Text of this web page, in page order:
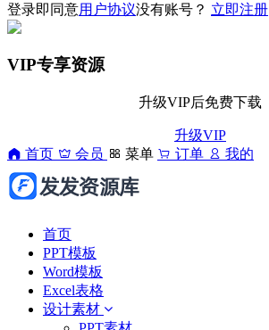
登录即同意用户协议没有账号？ 立即注册
VIP专享资源
升级VIP后免费下载
升级VIP
首页
会员 菜单 订单 我的
首页
PPT模板
Word模板
Excel表格
设计素材